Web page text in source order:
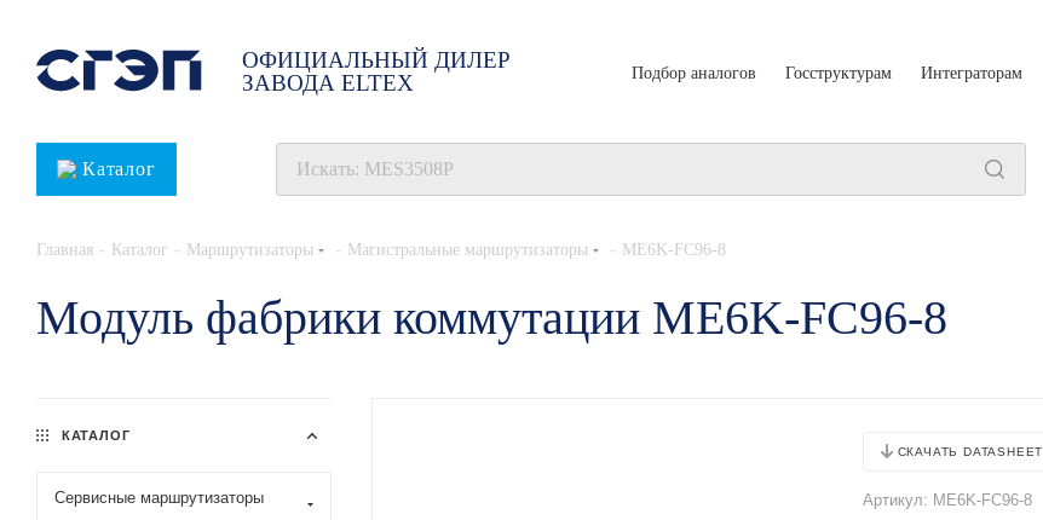
ОФИЦИАЛЬНЫЙ ДИЛЕР
ЗАВОДА ELTEX
Подбор аналогов Госструктурам Интеграторам
Каталог
Главная - Каталог - Маршрутизаторы - Магистральные маршрутизаторы - ME6K-FC96-8
Модуль фабрики коммутации ME6K-FC96-8
СКАЧАТЬ DATASHEET
Артикул: ME6K-FC96-8
КАТАЛОГ
Сервисные маршрутизаторы